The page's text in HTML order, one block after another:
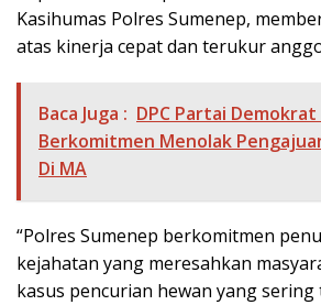
Kasihumas Polres Sumenep,
atas kinerja cepat dan terukur
Baca Juga : DPC Partai
Berkomitmen Menolak
Di MA
“Polres Sumenep berkomitmen
kejahatan yang meresahkan
kasus pencurian hewan yang sering